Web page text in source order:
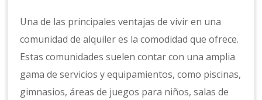
Una de las principales ventajas de vivir en una
comunidad de alquiler es la comodidad que ofrece.
Estas comunidades suelen contar con una amplia
gama de servicios y equipamientos, como piscinas,
gimnasios, áreas de juegos para niños, salas de